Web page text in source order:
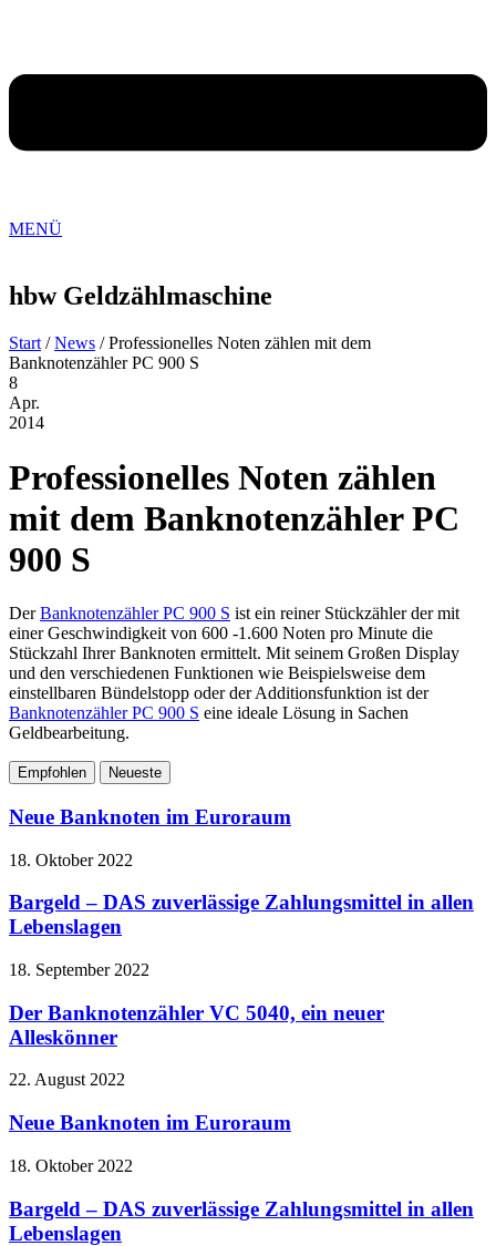
MENÜ
hbwGeldzählmaschine
Start /News / Professionelles Noten zählen mit dem
Banknotenzähler PC 900 S
8
Apr.
2014
Professionelles Noten zählen
mit dem Banknotenzähler PC
900 S
DerBanknotenzähler PC 900 S ist ein reiner Stückzähler der mit
einer Geschwindigkeit von 600 -1.600 Noten pro Minute die
Stückzahl Ihrer Banknoten ermittelt. Mit seinem Großen Display
und den verschiedenen Funktionen wie Beispielsweise dem
einstellbaren Bündelstopp oder der Additionsfunktion ist der
Banknotenzähler PC 900 S eine ideale Lösung in Sachen
Geldbearbeitung.
Empfohlen Neueste
Neue Banknoten im Euroraum
18. Oktober 2022
Bargeld – DAS zuverlässige Zahlungsmittel in allen
Lebenslagen
18. September 2022
Der Banknotenzähler VC 5040, ein neuer
Alleskönner
22. August 2022
Neue Banknoten im Euroraum
18. Oktober 2022
Bargeld – DAS zuverlässige Zahlungsmittel in allen
Lebenslagen